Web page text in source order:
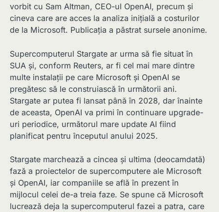
vorbit cu Sam Altman, CEO-ul OpenAI, precum și
cineva care are acces la analiza inițială a costurilor
de la Microsoft. Publicația a păstrat sursele anonime.
Supercomputerul Stargate ar urma să fie situat în
SUA și, conform Reuters, ar fi cel mai mare dintre
multe instalații pe care Microsoft și OpenAI se
pregătesc să le construiască în următorii ani.
Stargate ar putea fi lansat până în 2028, dar înainte
de aceasta, OpenAI va primi în continuare upgrade-
uri periodice, următorul mare update AI fiind
planificat pentru începutul anului 2025.
Stargate marchează a cincea și ultima (deocamdată)
fază a proiectelor de supercomputere ale Microsoft
și OpenAI, iar companiile se află în prezent în
mijlocul celei de-a treia faze. Se spune că Microsoft
lucrează deja la supercomputerul fazei a patra, care